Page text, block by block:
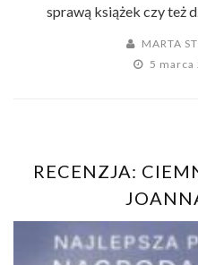
sprawą książek czy też
MARTA
5 marca
RECENZJA: